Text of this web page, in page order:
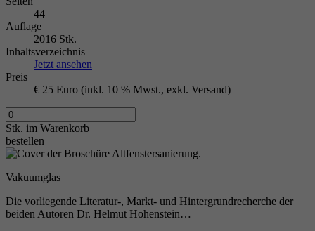
44
Auflage
2016 Stk.
Inhaltsverzeichnis
Jetzt ansehen
Preis
€ 25 Euro (inkl. 10 % Mwst., exkl. Versand)
Stk. im Warenkorb
bestellen
Vakuumglas
Die vorliegende Literatur-, Markt- und Hintergrundrecherche der
beiden Autoren Dr. Helmut Hohenstein…